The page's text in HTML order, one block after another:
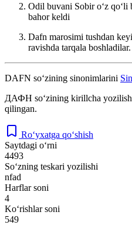
Odil buvani Sobir oʻz qoʻli
bahor keldi
Dafn marosimi tushdan
ravishda tarqala boshladilar.
DAFN so‘zining sinonimlarini
ДАФН so‘zining kirillcha
qilingan.
Ro‘yxatga qo‘shish
Saytdagi o‘rni
4493
So‘zning teskari yozilishi
nfad
Harflar soni
4
Ko‘rishlar soni
549